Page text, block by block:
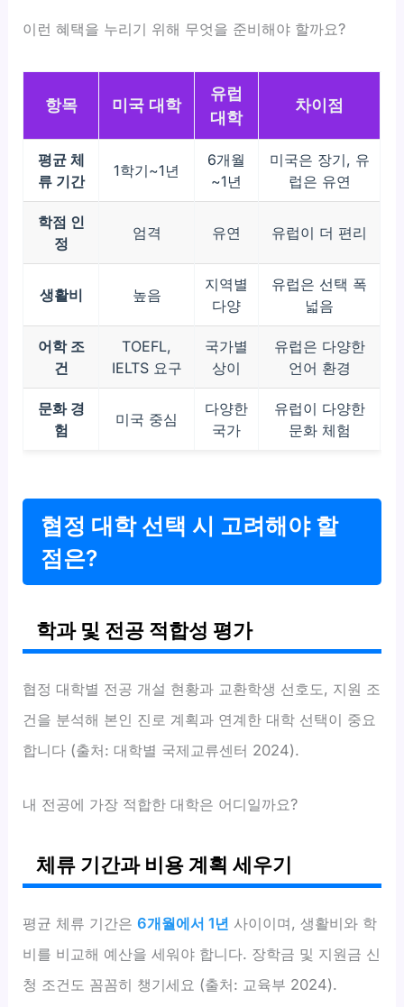
이런 혜택을 누리기 위해 무엇을 준비해야 할까요?
항목 미국 대학
유럽
대학
차이점
평균 체
류 기간
1학기~1년
6개월
~1년
미국은 장기, 유
럽은 유연
학점 인
정
엄격 유연 유럽이 더 편리
생활비 높음
지역별
다양
유럽은 선택 폭
넓음
어학 조
건
TOEFL,
IELTS 요구
국가별
상이
유럽은 다양한
언어 환경
문화 경
험
미국 중심
다양한
국가
유럽이 다양한
문화 체험
협정 대학 선택 시 고려해야 할
점은?
학과 및 전공 적합성 평가
협정 대학별 전공 개설 현황과 교환학생 선호도, 지원 조
건을 분석해 본인 진로 계획과 연계한 대학 선택이 중요
합니다 (출처: 대학별 국제교류센터 2024).
내 전공에 가장 적합한 대학은 어디일까요?
체류 기간과 비용 계획 세우기
평균 체류 기간은6개월에서 1년 사이이며, 생활비와 학
비를 비교해 예산을 세워야 합니다. 장학금 및 지원금 신
청 조건도 꼼꼼히 챙기세요 (출처: 교육부 2024).